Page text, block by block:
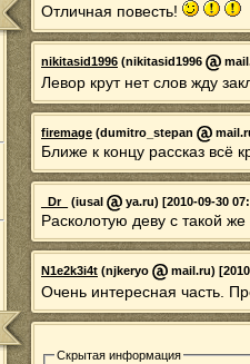
Отличная повесть!
nikitasid1996 (nikitasid1996
Левор крут нет слов жду
firemage (dumitro_stepan
Ближе к концу рассказ всё
_Dr_ (iusal ya.ru) [2010-09-30
Расколотую деву с такой
N1e2k3i4t (njkeryo mail.ru)
Очень интересная часть.
Скрытая информация